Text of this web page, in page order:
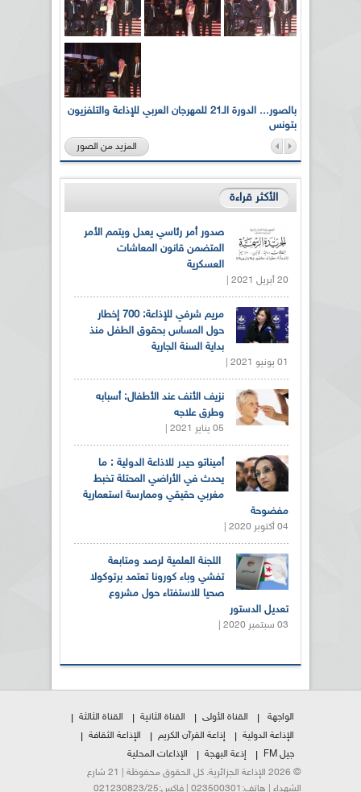
بالصور... الدورة الـ21 للمهرجان العربي للإذاعة والتلفزيون
بتونس
المزيد من الصور
الأكثر قراءة
صدور أمر رئاسي يعدل ويتمم الأمر
المتضمن قانون المعاشات
العسكرية
20 أبريل 2021 |
مريم شرفي للإذاعة: 700 إخطار
حول المساس بحقوق الطفل منذ
بداية السنة الجارية
01 يونيو 2021 |
نزيف الأنف عند الأطفال: أسبابه
وطرق علاجه
05 يناير 2021 |
أميناتو حيدر للاذاعة الدولية : ما
يحدث في الأراضي المحتلة تخبط
مغربي حقيقي وممارسة استعمارية
مفضوحة
04 أكتوبر 2020 |
اللجنة العلمية لرصد ومتابعة
تفشي وباء كورونا تعتمد برتوكولا
صحيا للاستفتاء حول مشروع
تعديل الدستور
03 سبتمبر 2020 |
الواجهة القناة الأولى القناة الثانية
القناة الثالثة
الإذاعة الدولية
إذاعة القرآن الكريم
الإذاعة الثقافة
جيل FM
إذعة البهجة
الإذاعات المحلية
© 2026 الإذاعة الجزائرية. كل الحقوق محفوظة | 21 شارع
الشهداء | هاتف:023500301 | فاكس:021230823/25